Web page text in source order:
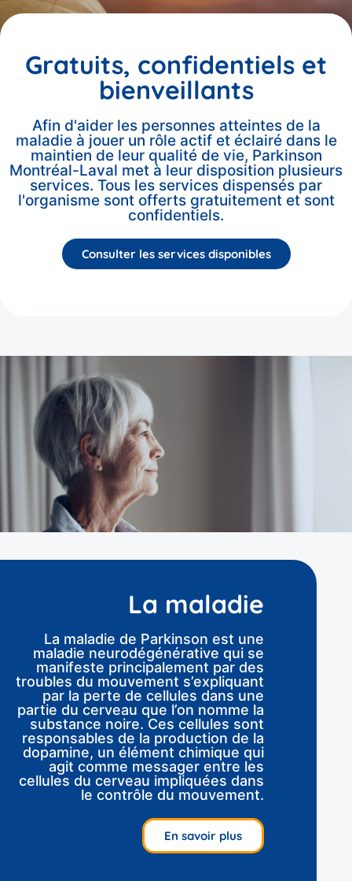
Gratuits, confidentiels et
bienveillants​
Afin d'aider les personnes atteintes de la
maladie à jouer un rôle actif et éclairé dans le
maintien de leur qualité de vie, Parkinson
Montréal-Laval met à leur disposition plusieurs
services. Tous les services dispensés par
l'organisme sont offerts gratuitement et sont
confidentiels.
Consulter les services disponibles
La maladie
La maladie de Parkinson est une
maladie neurodégénérative qui se
manifeste principalement par des
troubles du mouvement s’expliquant
par la perte de cellules dans une
partie du cerveau que l’on nomme la
substance noire. Ces cellules sont
responsables de la production de la
dopamine, un élément chimique qui
agit comme messager entre les
cellules du cerveau impliquées dans
le contrôle du mouvement.
En savoir plus